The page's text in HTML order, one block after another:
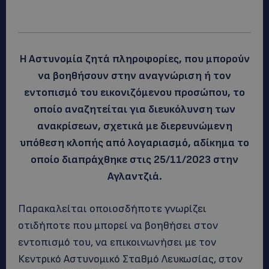
Η Αστυνομία ζητά πληροφορίες, που μπορούν
να βοηθήσουν στην αναγνώριση ή τον
εντοπισμό του εικονιζόμενου προσώπου, το
οποίο αναζητείται για διευκόλυνση των
ανακρίσεων, σχετικά με διερευνώμενη
υπόθεση κλοπής από λογαριασμό, αδίκημα το
οποίο διαπράχθηκε στις 25/11/2023 στην
Αγλαντζιά.
Παρακαλείται οποιοσδήποτε γνωρίζει
οτιδήποτε που μπορεί να βοηθήσει στον
εντοπισμό του, να επικοινωνήσει με τον
Κεντρικό Αστυνομικό Σταθμό Λευκωσίας, στον